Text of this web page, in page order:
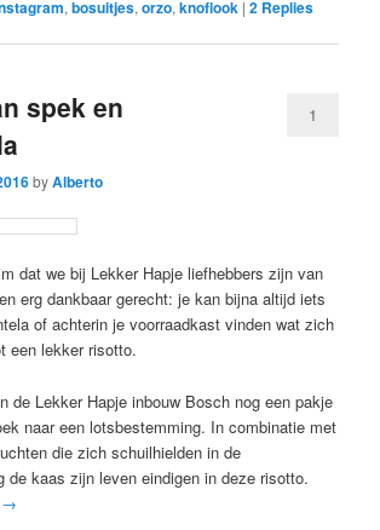
,bosuitjes,orzo,knoflook |2 Replies
spek en
byAlberto
1
dat we bij Lekker Hapje liefhebbers zijn van
erg dankbaar gerecht: je kan bijna altijd iets
of achterin je voorraadkast vinden wat zich
een lekker risotto.
de Lekker Hapje inbouw Bosch nog een pakje
naar een lotsbestemming. In combinatie met
die zich schuilhielden in de
de kaas zijn leven eindigen in deze risotto.
→